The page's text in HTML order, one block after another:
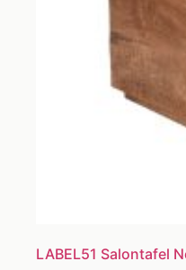
LABEL51 Salontafel